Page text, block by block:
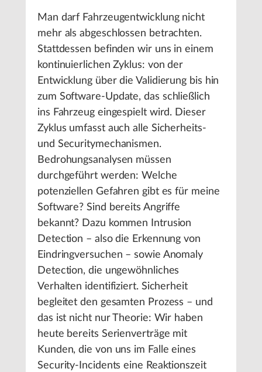
Man darf Fahrzeugentwicklung nicht
mehr als abgeschlossen betrachten.
Stattdessen befinden wir uns in einem
kontinuierlichen Zyklus: von der
Entwicklung über die Validierung bis hin
zum Software-Update, das schließlich
ins Fahrzeug eingespielt wird. Dieser
Zyklus umfasst auch alle Sicherheits-
und Securitymechanismen.
Bedrohungsanalysen müssen
durchgeführt werden: Welche
potenziellen Gefahren gibt es für meine
Software? Sind bereits Angriffe
bekannt? Dazu kommen Intrusion
Detection – also die Erkennung von
Eindringversuchen – sowie Anomaly
Detection, die ungewöhnliches
Verhalten identifiziert. Sicherheit
begleitet den gesamten Prozess – und
das ist nicht nur Theorie: Wir haben
heute bereits Serienverträge mit
Kunden, die von uns im Falle eines
Security-Incidents eine Reaktionszeit